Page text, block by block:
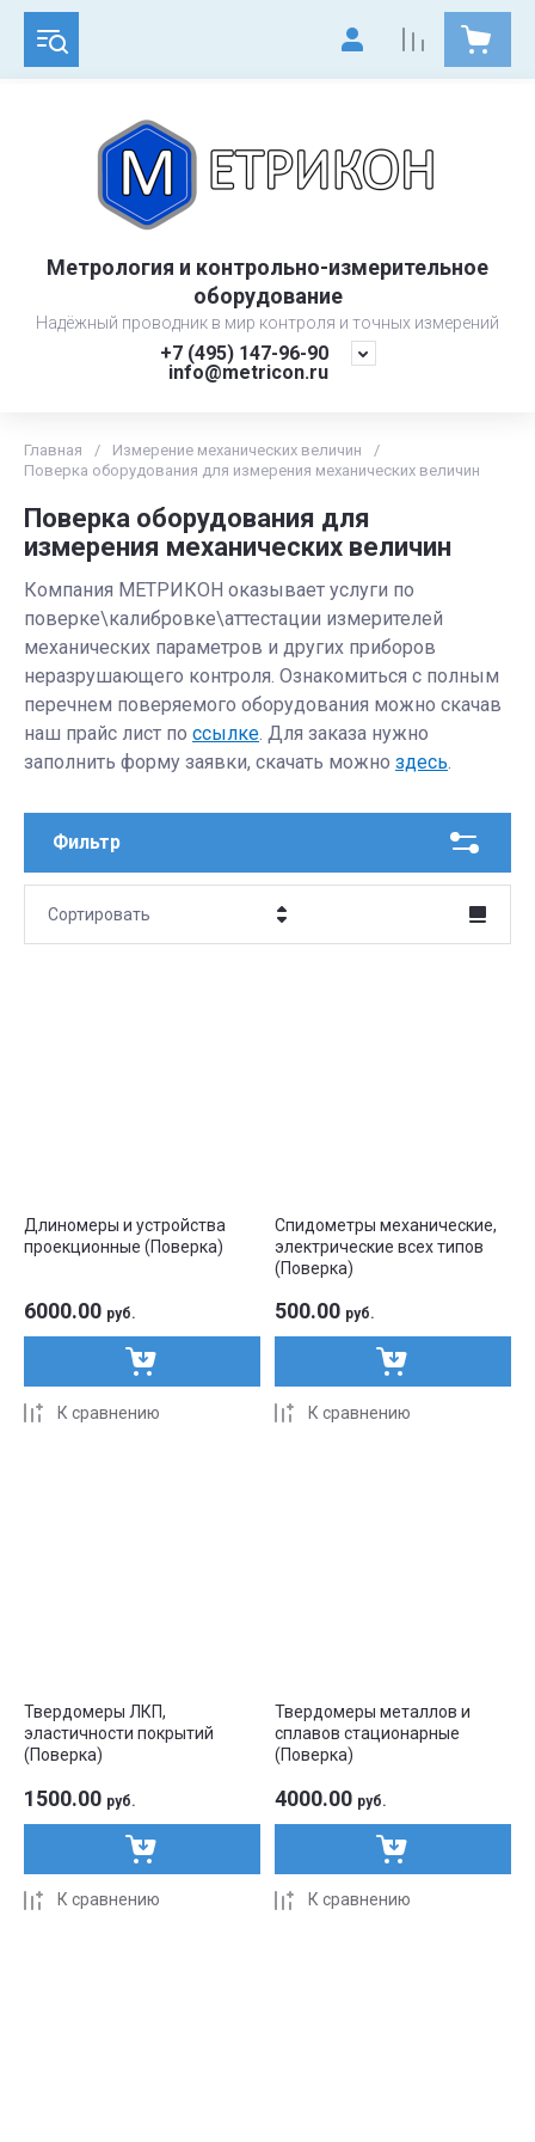
Метрология и контрольно-измерительное
оборудование
Надёжный проводник в мир контроля и точных измерений
+7 (495) 147-96-90
info@metricon.ru
Главная / Измерение механических величин
/
Поверка оборудования для измерения механических величин
Поверка оборудования для
измерения механических величин
Компания МЕТРИКОН оказывает услуги по
поверке\калибровке\аттестации измерителей
механических параметров и других приборов
неразрушающего контроля. Ознакомиться с полным
перечнем поверяемого оборудования можно скачав
наш прайс лист по ссылке. Для заказа нужно
заполнить форму заявки, скачать можно здесь.
Фильтр
Сортировать
Длиномеры и устройства
проекционные (Поверка)
6000.00 руб.
К сравнению
Спидометры механические,
электрические всех типов
(Поверка)
500.00 руб.
К сравнению
Твердомеры ЛКП,
эластичности покрытий
(Поверка)
1500.00 руб.
К сравнению
Твердомеры металлов и
сплавов стационарные
(Поверка)
4000.00 руб.
К сравнению